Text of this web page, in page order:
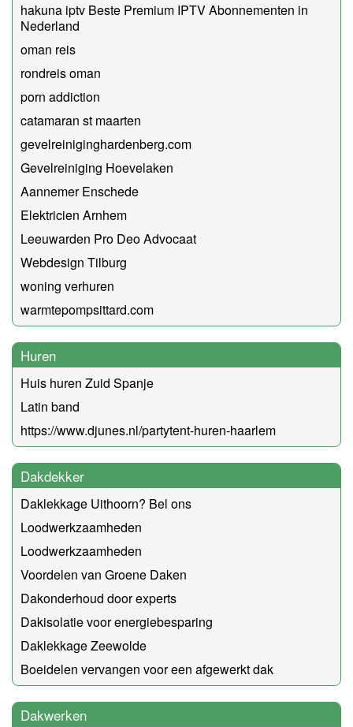
hakuna iptv Beste Premium IPTV Abonnementen in
Nederland
oman reis
rondreis oman
porn addiction
catamaran st maarten
gevelreiniginghardenberg.com
Gevelreiniging Hoevelaken
Aannemer Enschede
Elektricien Arnhem
Leeuwarden Pro Deo Advocaat
Webdesign Tilburg
woning verhuren
warmtepompsittard.com
Huren
Huis huren Zuid Spanje
Latin band
https://www.djunes.nl/partytent-huren-haarlem
Dakdekker
Daklekkage Uithoorn? Bel ons
Loodwerkzaamheden
Loodwerkzaamheden
Voordelen van Groene Daken
Dakonderhoud door experts
Dakisolatie voor energiebesparing
Daklekkage Zeewolde
Boeidelen vervangen voor een afgewerkt dak
Dakwerken